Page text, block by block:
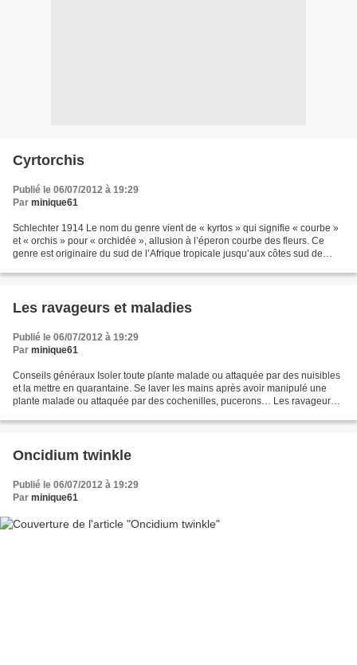
Cyrtorchis
Publié le 06/07/2012 à 19:29
Par minique61
Schlechter 1914 Le nom du genre vient de « kyrtos » qui signifie « courbe »
et « orchis » pour « orchidée », allusion à l’éperon courbe des fleurs. Ce
genre est originaire du sud de l’Afrique tropicale jusqu’aux côtes sud de
Les ravageurs et maladies
Publié le 06/07/2012 à 19:29
Par minique61
Conseils généraux Isoler toute plante malade ou attaquée par des nuisibles
et la mettre en quarantaine. Se laver les mains après avoir manipulé une
plante malade ou attaquée par des cochenilles, pucerons… Les ravageurs
Oncidium twinkle
Publié le 06/07/2012 à 19:29
Par minique61